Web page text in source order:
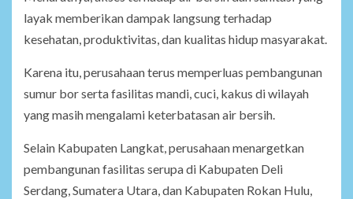
layak memberikan dampak langsung terhadap
kesehatan, produktivitas, dan kualitas hidup masyarakat.
Karena itu, perusahaan terus memperluas pembangunan
sumur bor serta fasilitas mandi, cuci, kakus di wilayah
yang masih mengalami keterbatasan air bersih.
Selain Kabupaten Langkat, perusahaan menargetkan
pembangunan fasilitas serupa di Kabupaten Deli
Serdang, Sumatera Utara, dan Kabupaten Rokan Hulu,